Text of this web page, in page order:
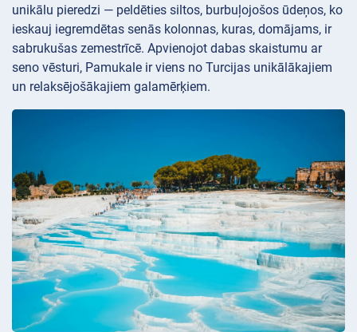
unikālu pieredzi — peldēties siltos, burbuļojošos ūdeņos, ko
ieskauj iegremdētas senās kolonnas, kuras, domājams, ir
sabrukušas zemestrīcē. Apvienojot dabas skaistumu ar
seno vēsturi, Pamukale ir viens no Turcijas unikālākajiem
un relaksējošākajiem galamērķiem.